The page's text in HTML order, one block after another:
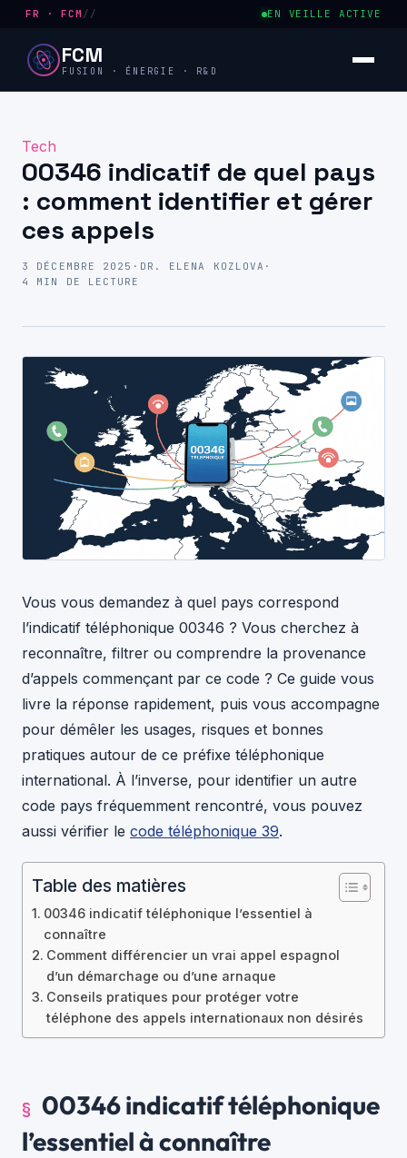
FR · FCM // EN VEILLE ACTIVE
FCM
FUSION · ÉNERGIE · R&D
Tech
00346 indicatif de quel pays
: comment identifier et gérer
ces appels
3 DÉCEMBRE 2025 · DR. ELENA KOZLOVA ·
4 MIN DE LECTURE
Vous vous demandez à quel pays correspond
l’indicatif téléphonique 00346 ? Vous cherchez à
reconnaître, filtrer ou comprendre la provenance
d’appels commençant par ce code ? Ce guide vous
livre la réponse rapidement, puis vous accompagne
pour démêler les usages, risques et bonnes
pratiques autour de ce préfixe téléphonique
international. À l’inverse, pour identifier un autre
code pays fréquemment rencontré, vous pouvez
aussi vérifier le code téléphonique 39.
Table des matières
00346 indicatif téléphonique l’essentiel à
connaître
Comment différencier un vrai appel espagnol
d’un démarchage ou d’une arnaque
Conseils pratiques pour protéger votre
téléphone des appels internationaux non désirés
00346 indicatif téléphonique
l’essentiel à connaître